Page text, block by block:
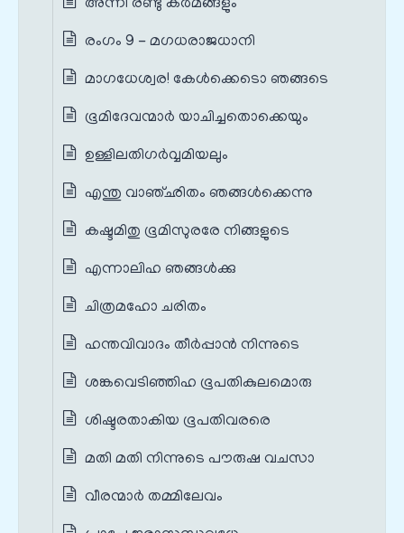
അന്നീ രണ്ടു കർമങ്ങളും
രംഗം 9 - മഗധരാജധാനി
മാഗധേശ്വര! കേൾക്കെടൊ ഞങ്ങടെ
ഭൂമിദേവന്മാർ യാചിച്ചതൊക്കെയും
ഉള്ളിലതിഗർവ്വമിയലും
എന്തു വാഞ്ഛിതം ഞങ്ങൾക്കെന്നു
കഷ്ടമിതു ഭൂമിസുരരേ നിങ്ങളുടെ
എന്നാലിഹ ഞങ്ങൾക്കു
ചിത്രമഹോ ചരിതം
ഹന്തവിവാദം തീർപ്പാൻ നിന്നുടെ
ശങ്കവെടിഞ്ഞിഹ ഭൂപതികുലമൊരു
ശിഷ്ടരതാകിയ ഭൂപതിവരരെ
മതി മതി നിന്നുടെ പൗരുഷ വചസാ
വീരന്മാർ തമ്മിലേവം